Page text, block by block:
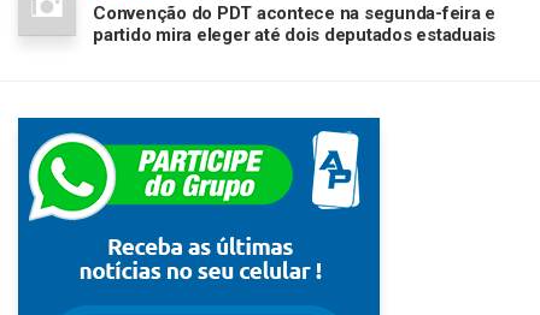
Convenção do PDT acontece na segunda-feira e
partido mira eleger até dois deputados estaduais